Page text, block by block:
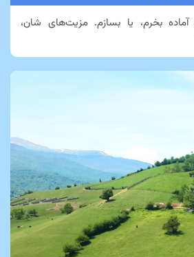
بخرم، یا بسازم. مزیت‌های شان،